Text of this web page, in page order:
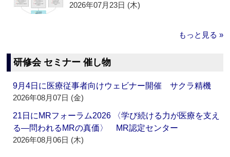
2026年07月23日 (木)
もっと見る »
研修会 セミナー 催し物
9月4日に医療従事者向けウェビナー開催 サクラ精機
2026年08月07日 (金)
21日にMRフォーラム2026 〈学び続ける力が医療を支え
る―問われるMRの真価〉 MR認定センター
2026年08月06日 (木)